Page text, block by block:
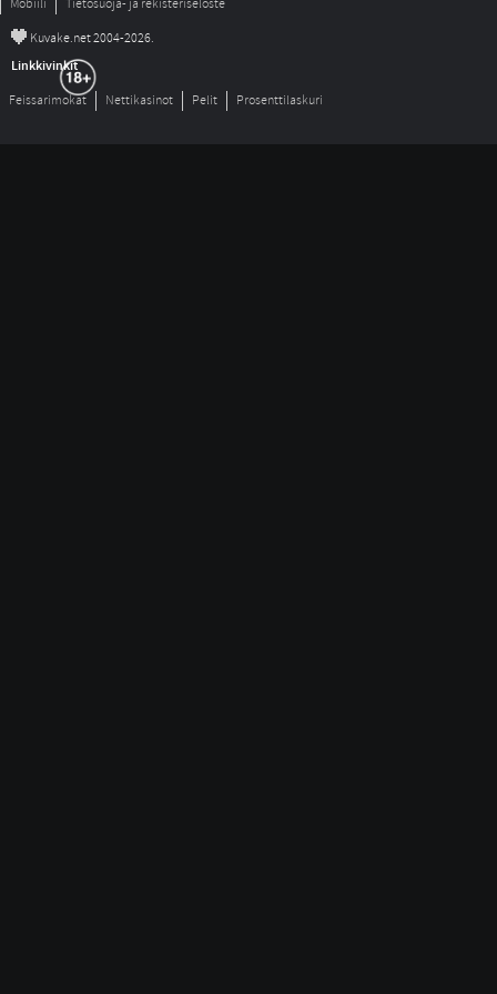
Mobiili
Tietosuoja- ja rekisteriseloste
© Kuvake.net 2004-2026.
Linkkivinkit
Feissarimokat Nettikasinot Pelit Prosenttilaskuri